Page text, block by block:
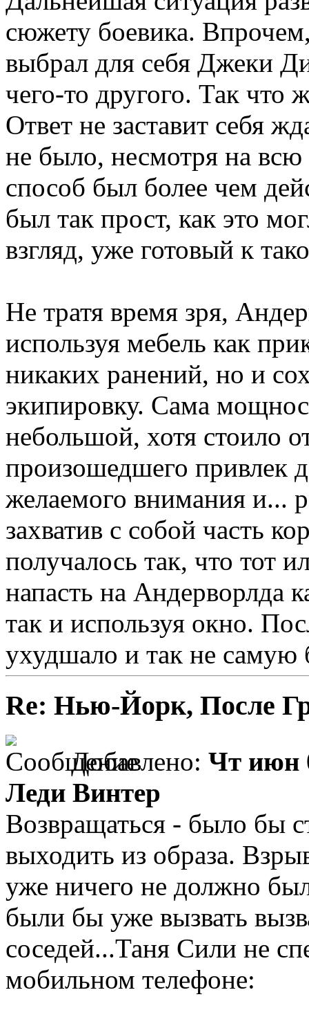
сюжету боевика.
выбрал для себя Джеки
чего-то другого. Так что
Ответ не заставит себя
не было, несмотря на всю
способ был более чем
был так прост, как это
взгляд, уже готовый к
Не тратя время зря,
используя мебель как
никаких ранений, но и
экипировку. Сама
небольшой, хотя стоило
произошедшего привлек
желаемого внимания и...
захватив с собой часть
получалось так, что тот
напасть на Андерворлда
так и используя окно.
ухудшало и так не самую
Re: Нью-Йорк, После
Добавлено: Чт июн
Леди Винтер
Возвращаться - было бы
выходить из образа.
уже ничего не должно
были бы уже вызвать
соседей...Таня Сили не
мобильном телефоне: